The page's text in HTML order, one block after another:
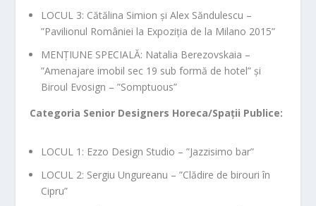
LOCUL 3: Cătălina Simion și Alex Săndulescu –
”Pavilionul României la Expoziția de la Milano 2015”
MENȚIUNE SPECIALĂ: Natalia Berezovskaia –
”Amenajare imobil sec 19 sub formă de hotel” și
Biroul Evosign – ”Somptuous”
Categoria Senior Designers Horeca/Spații Publice:
LOCUL 1: Ezzo Design Studio – ”Jazzisimo bar”
LOCUL 2: Sergiu Ungureanu – ”Clădire de birouri în
Cipru”